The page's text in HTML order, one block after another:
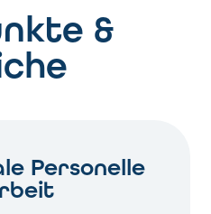
&
Personelle